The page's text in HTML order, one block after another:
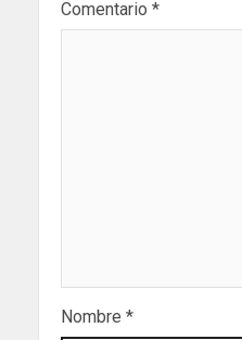
Comentario *
Nombre *